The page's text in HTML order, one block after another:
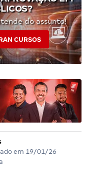
do assunto!
CURSOS
em 19/01/26